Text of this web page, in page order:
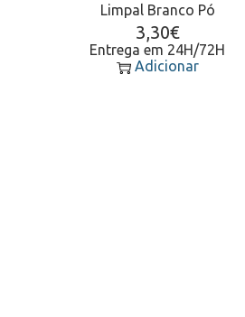
Limpal Branco Pó
3,30€
Entrega em 24H/72H
Adicionar